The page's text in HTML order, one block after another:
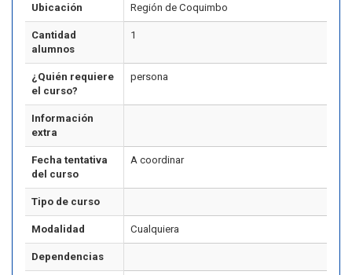
Ubicación Región de Coquimbo
Cantidad
alumnos
1
¿Quién requiere
el curso?
persona
Información
extra
Fecha tentativa
del curso
A coordinar
Tipo de curso
Modalidad Cualquiera
Dependencias